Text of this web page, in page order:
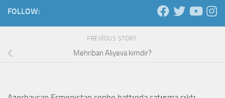
FOLLOW:
PREVIOUS STORY
Mehriban Aliyeva kimdir?